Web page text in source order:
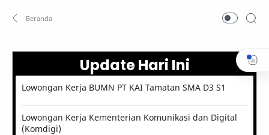
Update Hari Ini
Lowongan Kerja BUMN PT KAI Tamatan SMA D3 S1
Lowongan Kerja Kementerian Komunikasi dan Digital
(Komdigi)